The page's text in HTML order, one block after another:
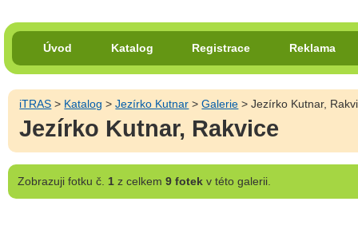
Úvod Katalog Registrace Reklama
iTRAS > Katalog >Jezírko Kutnar >Galerie > Jezírko Kutnar,
Jezírko Kutnar, Rakvice
Zobrazujifotku č. 1z celkem 9 fotekv této galerii.